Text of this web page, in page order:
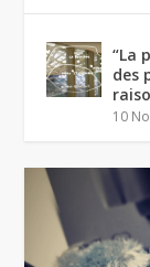
“La
des
10